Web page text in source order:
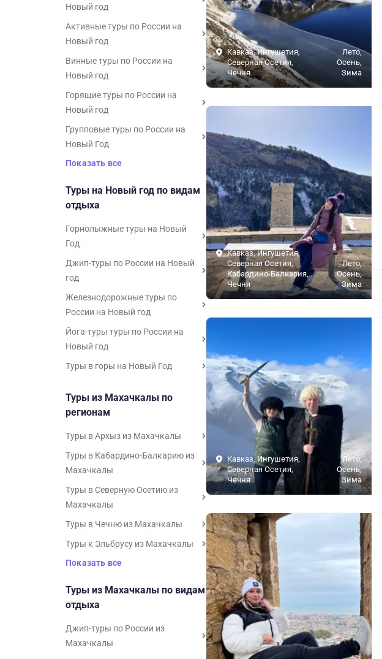
Новый год
Активные туры по России на
Новый год
Винные туры по России на
Новый год
Горящие туры по России на
Новый год
Групповые туры по России на
Новый Год
Показать все
Туры на Новый год по видам
отдыха
Горнолыжные туры на Новый
Год
Джип-туры по России на Новый
год
Железнодорожные туры по
России на Новый год
Йога-туры туры по России на
Новый год
Туры в горы на Новый Год
Туры из Махачкалы по
регионам
Туры в Архыз из Махачкалы
Туры в Кабардино-Балкарию из
Махачкалы
Туры в Северную Осетию из
Махачкалы
Туры в Чечню из Махачкалы
Туры к Эльбрусу из Махачкалы
Показать все
Туры из Махачкалы по видам
отдыха
Джип-туры по России из
Махачкалы
Кавказ, Ингушетия,
Северная Осетия,
Чечня
Лето,
Осень,
Зима
Кавказ, Ингушетия,
Северная Осетия,
Кабардино-Балкария,
Чечня
Лето,
Осень,
Зима
Кавказ, Ингушетия,
Северная Осетия,
Чечня
Лето,
Осень,
Зима